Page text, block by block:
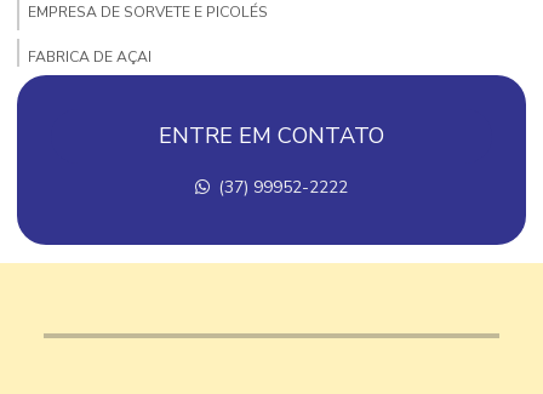
EMPRESA DE SORVETE E PICOLÉS
FABRICA DE AÇAI
FABRICA DE AÇAI PARA REVENDA
FABRICA DE AÇAI A VENDA
FABRICA DE GELATO
ENTRE EM CONTATO
(37) 99952-2222